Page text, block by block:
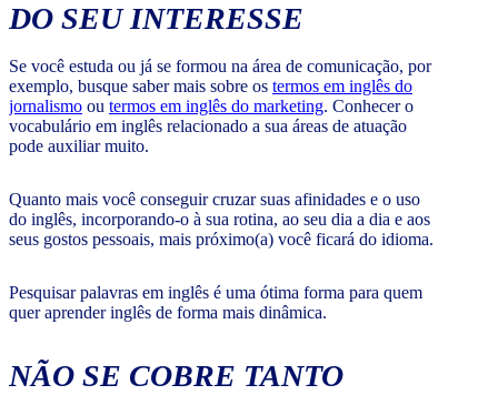
DO SEU INTERESSE
Se você estuda ou já se formou na área de comunicação, por
exemplo, busque saber mais sobre os termos em inglês do
jornalismo ou termos em inglês do marketing. Conhecer o
vocabulário em inglês relacionado a sua áreas de atuação
pode auxiliar muito.
Quanto mais você conseguir cruzar suas afinidades e o uso
do inglês, incorporando-o à sua rotina, ao seu dia a dia e aos
seus gostos pessoais, mais próximo(a) você ficará do idioma.
Pesquisar palavras em inglês é uma ótima forma para quem
quer aprender inglês de forma mais dinâmica.
NÃO SE COBRE TANTO